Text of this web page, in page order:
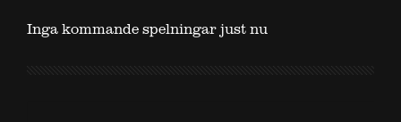
Inga kommande spelningar just nu